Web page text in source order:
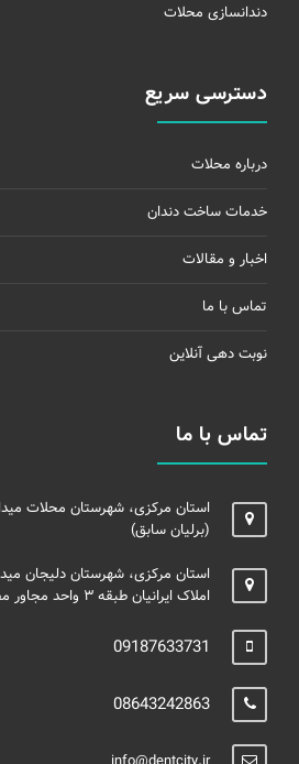
دندانسازی محلات
دسترسی سریع
درباره محلات
خدمات ساخت دندان
اخبار و مقالات
تماس با ما
نوبت دهی آنلاین
تماس با ما
استان مرکزی، شهرستان محلات
(برلیان سابق)
استان مرکزی، شهرستان دلیجان
املاک ایرانیان طبقه ۳ واحد مجاور مطب دکتر جلالی
09187633731
08643242863